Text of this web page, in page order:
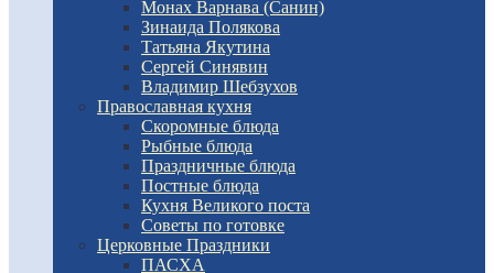
Монах Варнава (Санин)
Зинаида Полякова
Татьяна Якутина
Сергей Синявин
Владимир Шебзухов
Православная кухня
Скоромные блюда
Рыбные блюда
Праздничные блюда
Постные блюда
Кухня Великого поста
Советы по готовке
Церковные Праздники
ПАСХА